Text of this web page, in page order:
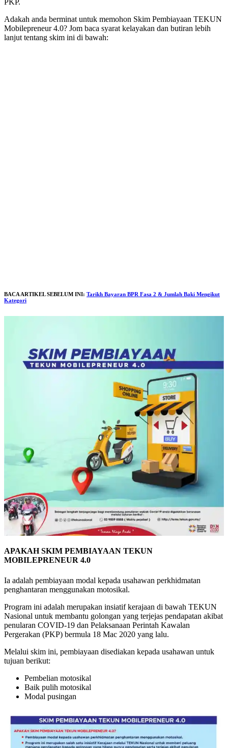
PKP.
Adakah anda berminat untuk memohon Skim Pembiayaan TEKUN
Mobilepreneur 4.0? Jom baca syarat kelayakan dan butiran lebih
lanjut tentang skim ini di bawah:
BACA ARTIKEL SEBELUM INI: Tarikh Bayaran BPR Fasa 2 & Jumlah Baki Mengikut
Kategori
APAKAH SKIM PEMBIAYAAN TEKUN
MOBILEPRENEUR 4.0
Ia adalah pembiayaan modal kepada usahawan perkhidmatan
penghantaran menggunakan motosikal.
Program ini adalah merupakan insiatif kerajaan di bawah TEKUN
Nasional untuk membantu golongan yang terjejas pendapatan akibat
penularan COVID-19 dan Pelaksanaan Perintah Kawalan
Pergerakan (PKP) bermula 18 Mac 2020 yang lalu.
Melalui skim ini, pembiayaan disediakan kepada usahawan untuk
tujuan berikut:
Pembelian motosikal
Baik pulih motosikal
Modal pusingan